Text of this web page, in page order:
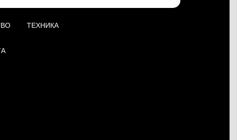
ТЕХНИКА